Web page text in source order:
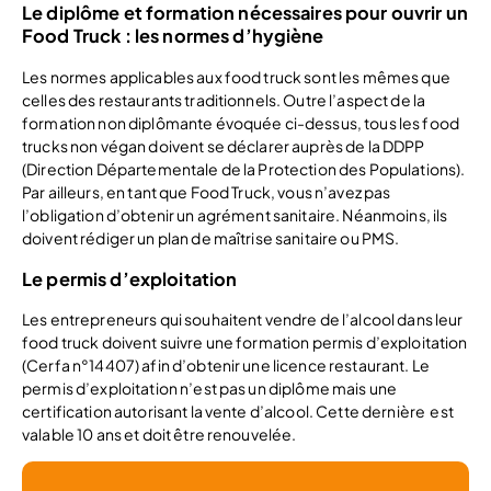
Le diplôme et formation nécessaires pour ouvrir un
Food Truck : les normes d’hygiène
Les normes applicables aux food truck sont les mêmes que
celles des restaurants traditionnels. Outre l’aspect de la
formation non diplômante évoquée ci-dessus, tous les food
trucks non végan doivent se déclarer auprès de la DDPP
(Direction Départementale de la Protection des Populations).
Par ailleurs, en tant que Food Truck, vous n’avez pas
l’obligation d’obtenir un agrément sanitaire. Néanmoins, ils
doivent rédiger un plan de maîtrise sanitaire ou PMS.
Le permis d’exploitation
Les entrepreneurs qui souhaitent vendre de l’alcool dans leur
food truck doivent suivre une formation permis d’exploitation
(Cerfa n°14407) afin d’obtenir une licence restaurant. Le
permis d’exploitation n’est pas un diplôme mais une
certification autorisant la vente d’alcool. Cette dernière est
valable 10 ans et doit être renouvelée.